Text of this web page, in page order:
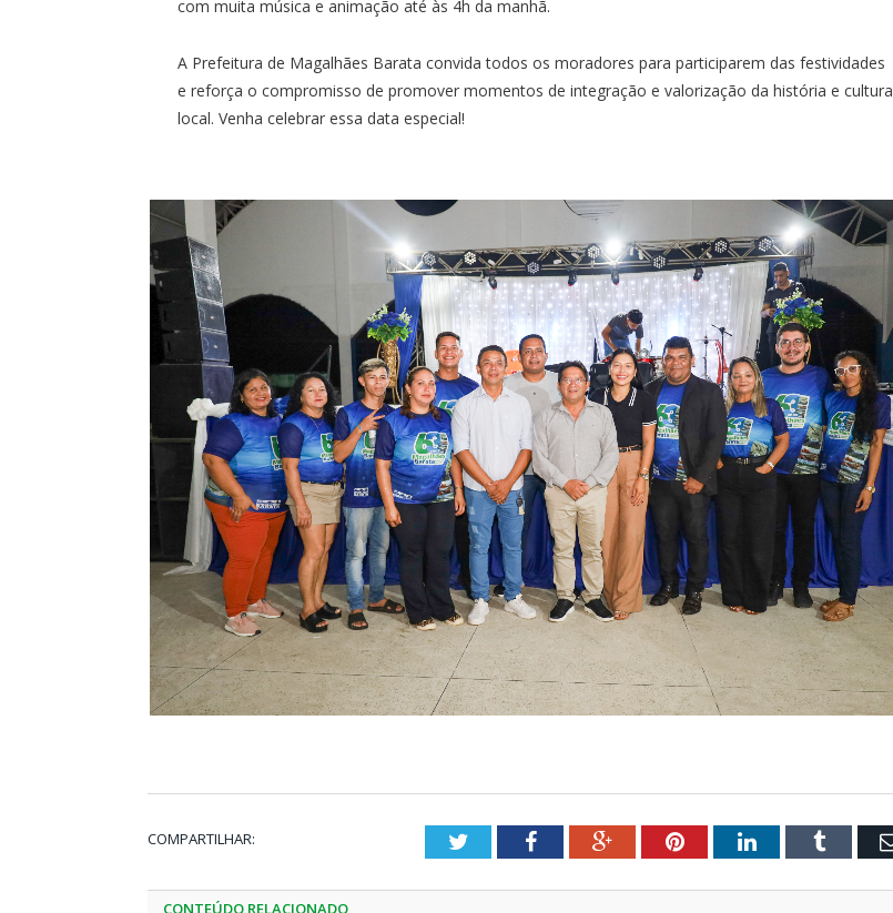
com muita música e animação até às 4h da manhã.
A Prefeitura de Magalhães Barata convida todos os moradores para participarem das festividades
e reforça o compromisso de promover momentos de integração e valorização da história e cultura
local. Venha celebrar essa data especial!
COMPARTILHAR: TwitterFacebookGoogle+PinterestLinkedInTumblr
CONTEÚDO RELACIONADO